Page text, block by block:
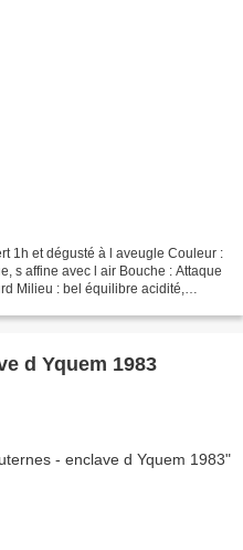
1h et dégusté à l aveugle Couleur :
s affine avec l air Bouche : Attaque
Milieu : bel équilibre acidité,
d Yquem 1983